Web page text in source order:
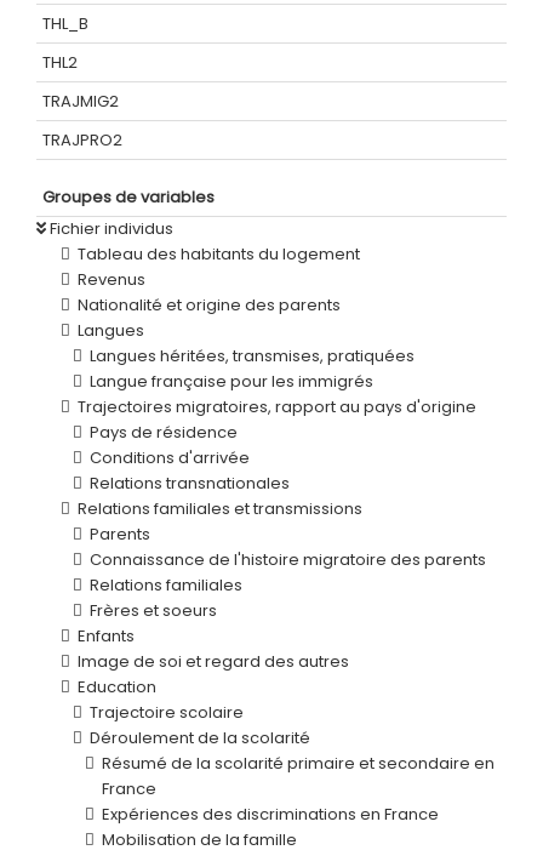
THL_B
THL2
TRAJMIG2
TRAJPRO2
Groupes de variables
Fichier individus
Tableau des habitants du logement
Revenus
Nationalité et origine des parents
Langues
Langues héritées, transmises, pratiquées
Langue française pour les immigrés
Trajectoires migratoires, rapport au pays d'origine
Pays de résidence
Conditions d'arrivée
Relations transnationales
Relations familiales et transmissions
Parents
Connaissance de l'histoire migratoire des parents
Relations familiales
Frères et soeurs
Enfants
Image de soi et regard des autres
Education
Trajectoire scolaire
Déroulement de la scolarité
Résumé de la scolarité primaire et secondaire en
France
Expériences des discriminations en France
Mobilisation de la famille